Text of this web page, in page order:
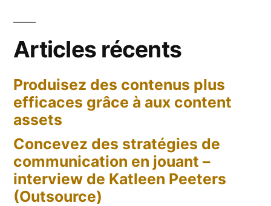
Articles récents
Produisez des contenus plus
efficaces grâce à aux content
assets
Concevez des stratégies de
communication en jouant –
interview de Katleen Peeters
(Outsource)